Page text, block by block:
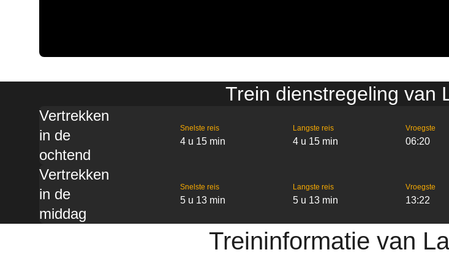
Trein dienstregeling van
Vertrekken
in de
ochtend
Snelste reis
4 u 15 min
Langste reis
4 u 15 min
Vroegste
06:20
Vertrekken
in de
middag
Snelste reis
5 u 13 min
Langste reis
5 u 13 min
Vroegste
13:22
Treininformatie van